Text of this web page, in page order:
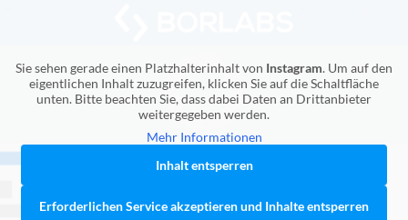
Sie sehen gerade einen Platzhalterinhalt von Instagram. Um auf den
eigentlichen Inhalt zuzugreifen, klicken Sie auf die Schaltfläche
unten. Bitte beachten Sie, dass dabei Daten an Drittanbieter
weitergegeben werden.
Mehr Informationen
Inhalt entsperren
Erforderlichen Service akzeptieren und Inhalte entsperren